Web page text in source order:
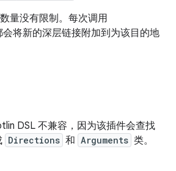
量没有限制。每次调用
会将新的深层链接附加到为该目的地
DSL 不兼容，因为该插件会查找
Directions 和 Arguments 类。